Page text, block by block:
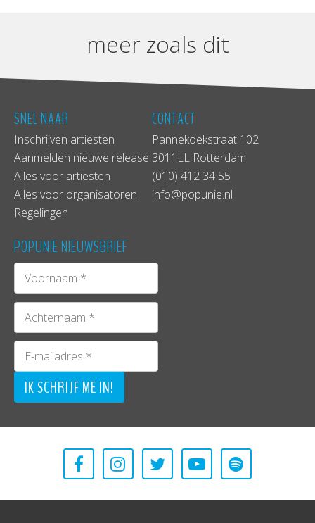
meer zoals dit
SNEL NAAR
Inschrijven artiesten
Aanmelden nieuwe release
Alles voor artiesten
Alles voor organisatoren
Regelingen
CONTACT
Pannekoekstraat 102
3011LL Rotterdam
(010) 412 34 55
info@popunie.nl
POPUNIE NIEUWSBRIEF